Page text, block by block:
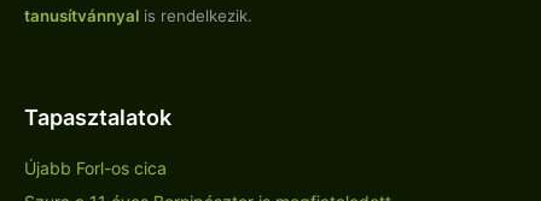
tanusítvánnyal is rendelkezik.
Tapasztalatok
Újabb Forl-os cica